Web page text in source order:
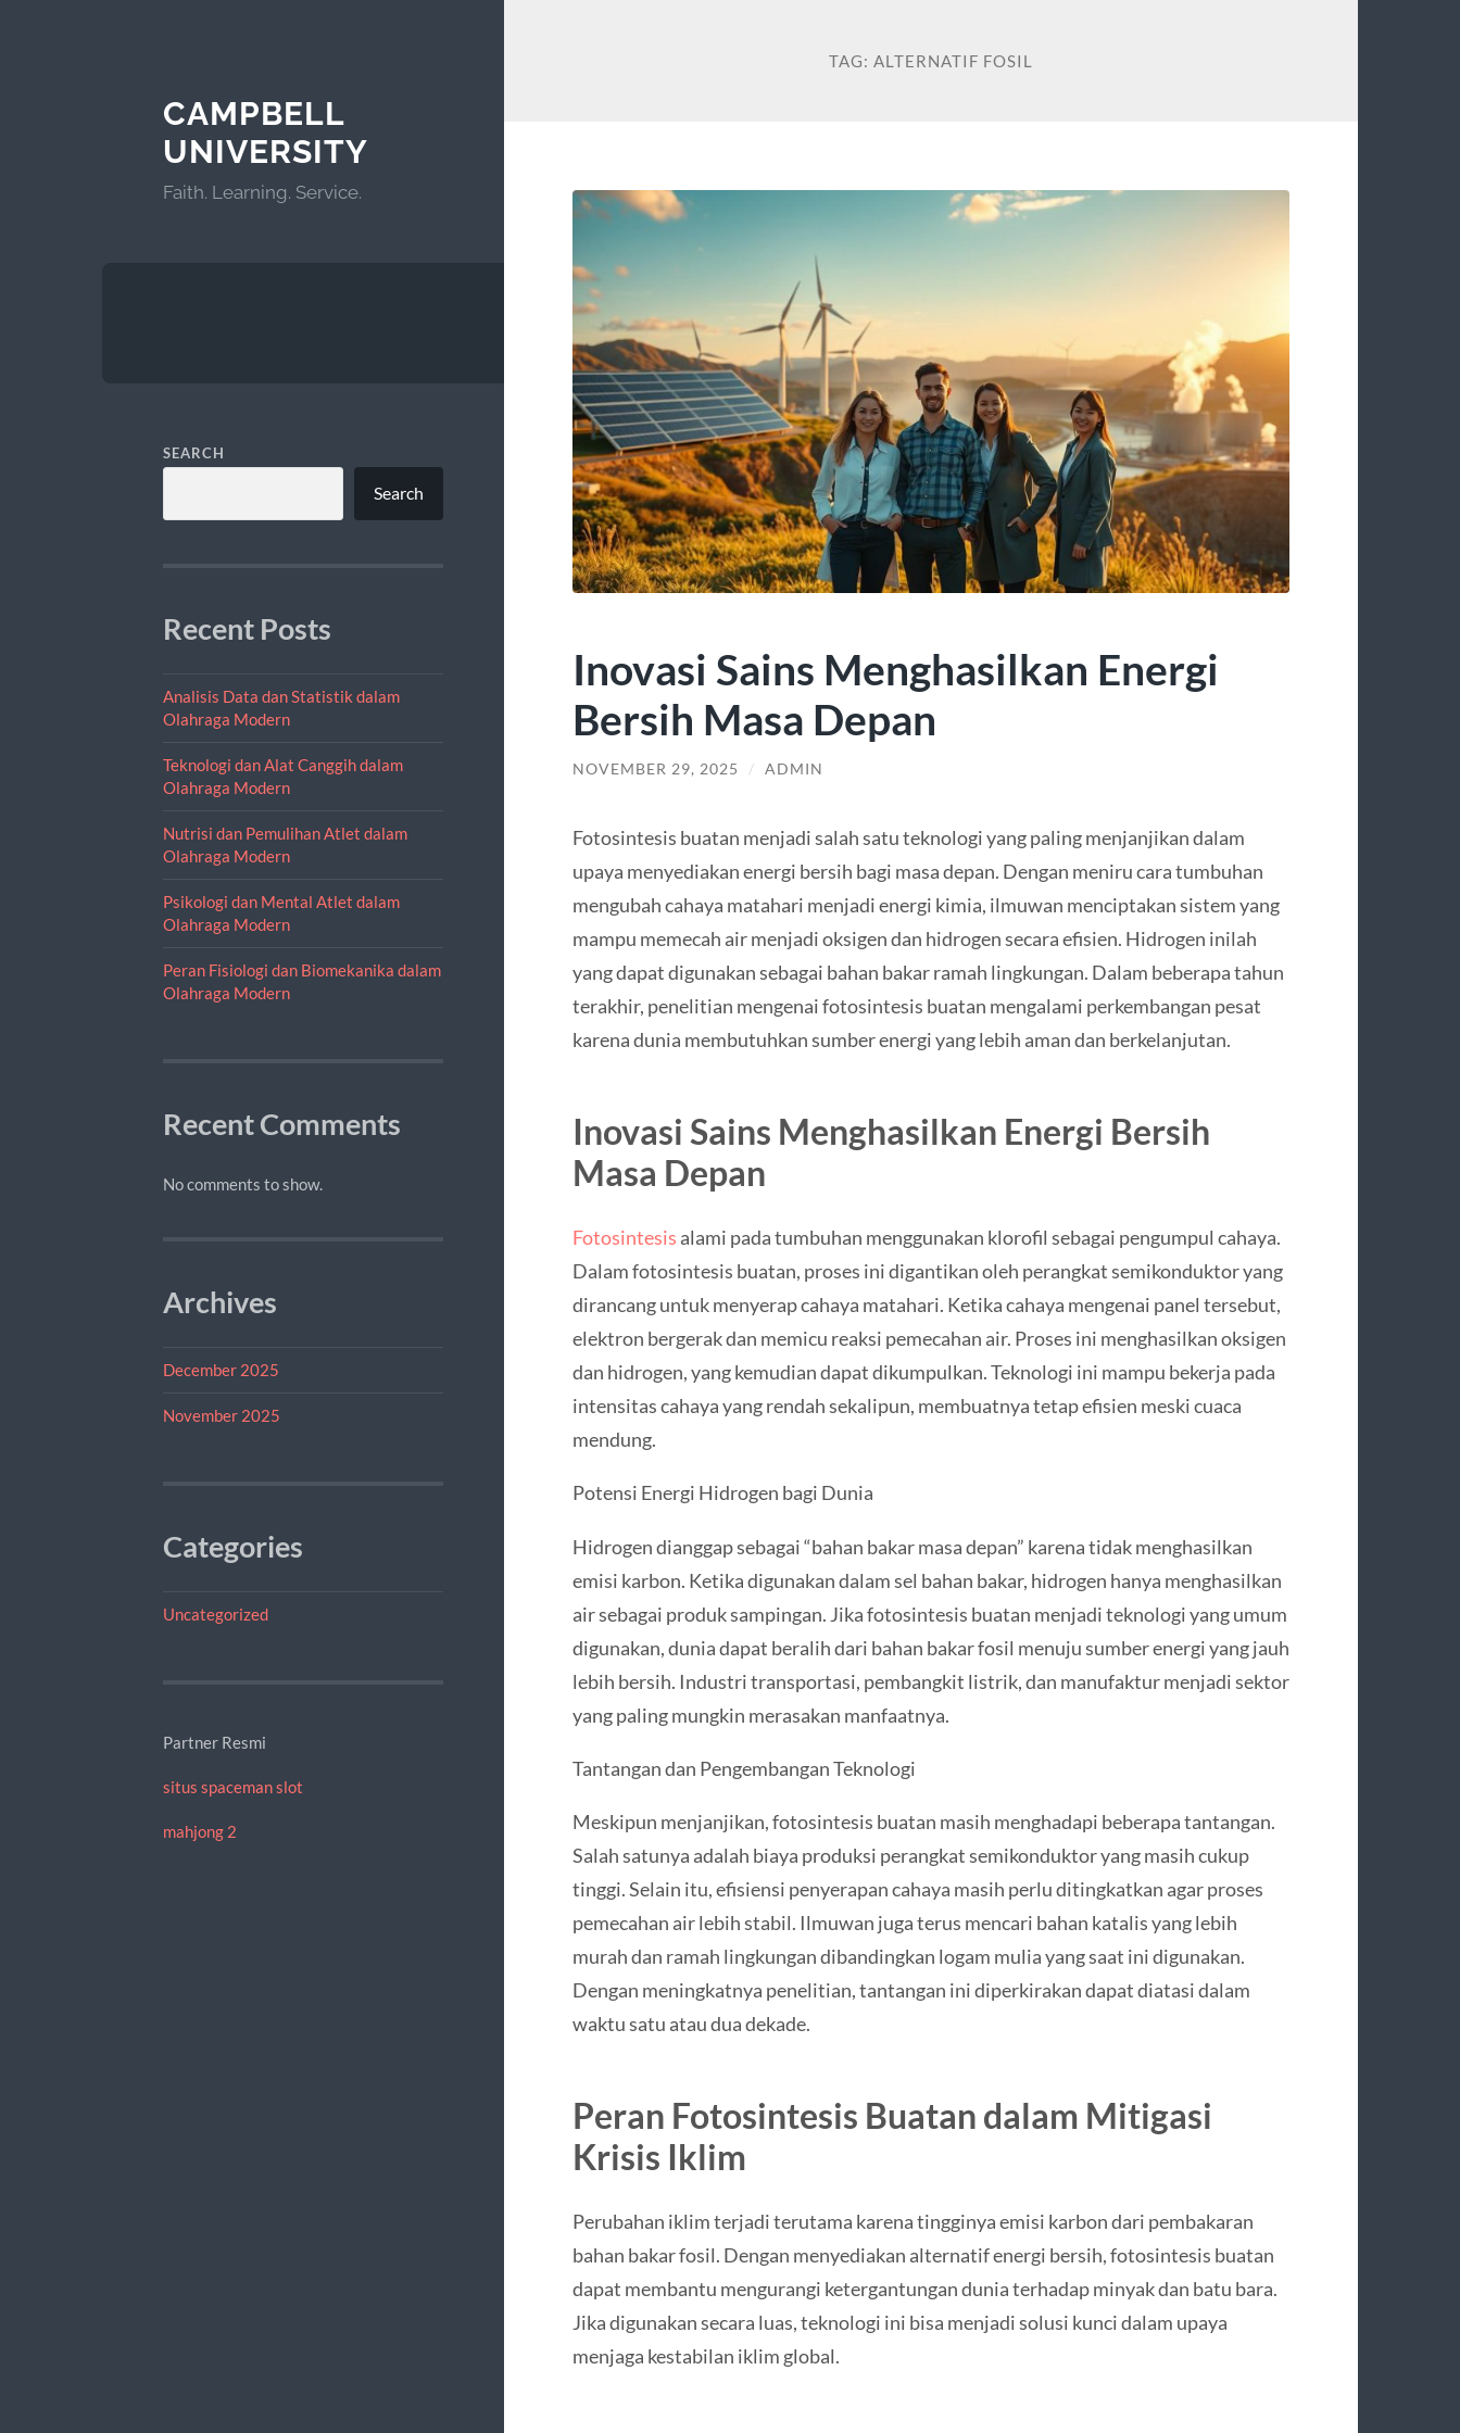
CAMPBELL
UNIVERSITY
Faith. Learning. Service.
SEARCH
Search
Recent Posts
Analisis Data dan Statistik dalam
Olahraga Modern
Teknologi dan Alat Canggih dalam
Olahraga Modern
Nutrisi dan Pemulihan Atlet dalam
Olahraga Modern
Psikologi dan Mental Atlet dalam
Olahraga Modern
Peran Fisiologi dan Biomekanika dalam
Olahraga Modern
Recent Comments
No comments to show.
Archives
December 2025
November 2025
Categories
Uncategorized
Partner Resmi
situs spaceman slot
mahjong 2
TAG: ALTERNATIF FOSIL
Inovasi Sains Menghasilkan Energi
Bersih Masa Depan
NOVEMBER 29, 2025 / ADMIN
Fotosintesis buatan menjadi salah satu teknologi yang paling menjanjikan dalam
upaya menyediakan energi bersih bagi masa depan. Dengan meniru cara tumbuhan
mengubah cahaya matahari menjadi energi kimia, ilmuwan menciptakan sistem yang
mampu memecah air menjadi oksigen dan hidrogen secara efisien. Hidrogen inilah
yang dapat digunakan sebagai bahan bakar ramah lingkungan. Dalam beberapa tahun
terakhir, penelitian mengenai fotosintesis buatan mengalami perkembangan pesat
karena dunia membutuhkan sumber energi yang lebih aman dan berkelanjutan.
Inovasi Sains Menghasilkan Energi Bersih
Masa Depan
Fotosintesis alami pada tumbuhan menggunakan klorofil sebagai pengumpul cahaya.
Dalam fotosintesis buatan, proses ini digantikan oleh perangkat semikonduktor yang
dirancang untuk menyerap cahaya matahari. Ketika cahaya mengenai panel tersebut,
elektron bergerak dan memicu reaksi pemecahan air. Proses ini menghasilkan oksigen
dan hidrogen, yang kemudian dapat dikumpulkan. Teknologi ini mampu bekerja pada
intensitas cahaya yang rendah sekalipun, membuatnya tetap efisien meski cuaca
mendung.
Potensi Energi Hidrogen bagi Dunia
Hidrogen dianggap sebagai “bahan bakar masa depan” karena tidak menghasilkan
emisi karbon. Ketika digunakan dalam sel bahan bakar, hidrogen hanya menghasilkan
air sebagai produk sampingan. Jika fotosintesis buatan menjadi teknologi yang umum
digunakan, dunia dapat beralih dari bahan bakar fosil menuju sumber energi yang jauh
lebih bersih. Industri transportasi, pembangkit listrik, dan manufaktur menjadi sektor
yang paling mungkin merasakan manfaatnya.
Tantangan dan Pengembangan Teknologi
Meskipun menjanjikan, fotosintesis buatan masih menghadapi beberapa tantangan.
Salah satunya adalah biaya produksi perangkat semikonduktor yang masih cukup
tinggi. Selain itu, efisiensi penyerapan cahaya masih perlu ditingkatkan agar proses
pemecahan air lebih stabil. Ilmuwan juga terus mencari bahan katalis yang lebih
murah dan ramah lingkungan dibandingkan logam mulia yang saat ini digunakan.
Dengan meningkatnya penelitian, tantangan ini diperkirakan dapat diatasi dalam
waktu satu atau dua dekade.
Peran Fotosintesis Buatan dalam Mitigasi
Krisis Iklim
Perubahan iklim terjadi terutama karena tingginya emisi karbon dari pembakaran
bahan bakar fosil. Dengan menyediakan alternatif energi bersih, fotosintesis buatan
dapat membantu mengurangi ketergantungan dunia terhadap minyak dan batu bara.
Jika digunakan secara luas, teknologi ini bisa menjadi solusi kunci dalam upaya
menjaga kestabilan iklim global.